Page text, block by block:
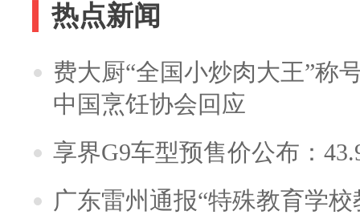
热点新闻
费大厨“全国小炒肉大王”称
中国烹饪协会回应
享界G9车型预售价公布：
广东雷州通报“特殊教育学